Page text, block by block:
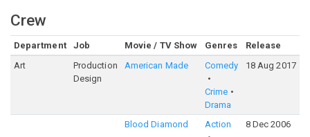
Crew
Department Job Movie / TV Show Genres Release
Art
Production
Design
American Made Comedy
Crime
Drama
18 Aug 2017
Blood Diamond Action 8 Dec 2006